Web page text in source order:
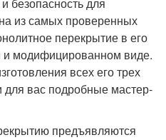
из самых проверенных
перекрытие в его
и модифицированном виде.
всех его трех
для вас подробные мастер-
предъявляются